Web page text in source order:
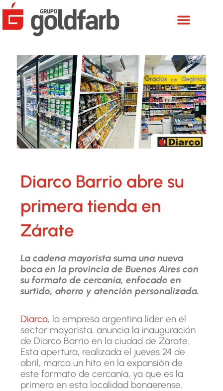
contenido
Diarco Barrio abre su
primera tienda en
Zárate
La cadena mayorista suma una nueva
boca en la provincia de Buenos Aires con
su formato de cercanía, enfocado en
surtido, ahorro y atención personalizada.
Diarco, la empresa argentina líder en el
sector mayorista, anuncia la inauguración
de Diarco Barrio en la ciudad de Zárate.
Esta apertura, realizada el jueves 24 de
abril, marca un hito en la expansión de
este formato de cercanía, ya que es la
primera en esta localidad bonaerense.